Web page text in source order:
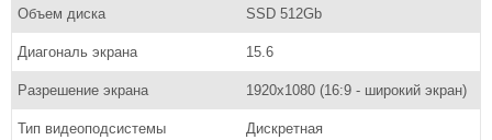
Объем диска SSD 512Gb
Диагональ экрана 15.6
Разрешение экрана 1920х1080 (16:9 - широкий экран)
Тип видеоподсистемы Дискретная